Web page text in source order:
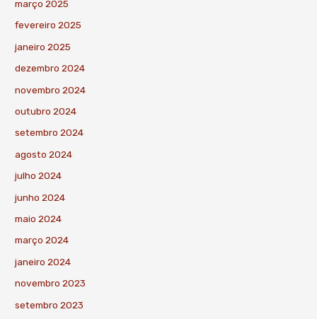
março 2025
fevereiro 2025
janeiro 2025
dezembro 2024
novembro 2024
outubro 2024
setembro 2024
agosto 2024
julho 2024
junho 2024
maio 2024
março 2024
janeiro 2024
novembro 2023
setembro 2023